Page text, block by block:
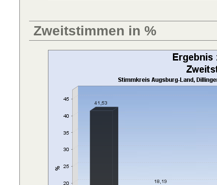
Zweitstimmen in %